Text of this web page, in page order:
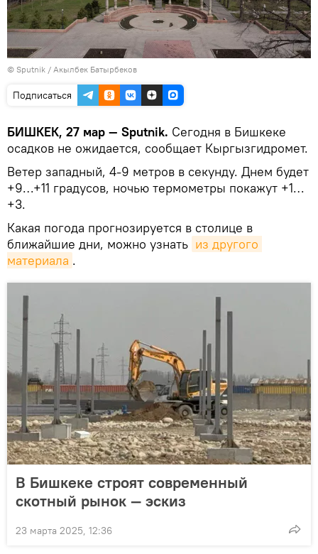
© Sputnik / Акылбек Батырбеков
Подписаться
БИШКЕК, 27 мар — Sputnik. Сегодня в Бишкеке
осадков не ожидается, сообщает Кыргызгидромет.
Ветер западный, 4-9 метров в секунду. Днем будет
+9…+11 градусов, ночью термометры покажут +1…
+3.
Какая погода прогнозируется в столице в
ближайшие дни, можно узнать из другого
материала .
В Бишкеке строят современный
скотный рынок — эскиз
23 марта 2025, 12:36